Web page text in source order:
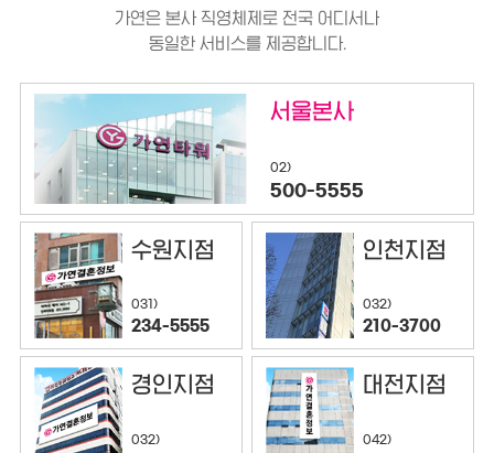
가연은 본사 직영체제로 전국 어디서나
동일한 서비스를 제공합니다.
서울본사
02)
500-5555
수원지점
031)
234-5555
인천지점
032)
210-3700
경인지점
032)
대전지점
042)